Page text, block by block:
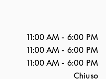
11:00 AM- 6:00 PM
11:00 AM- 6:00 PM
11:00 AM- 6:00 PM
Chiuso